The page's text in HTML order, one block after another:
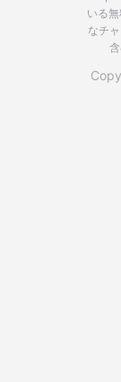
いる
なチ